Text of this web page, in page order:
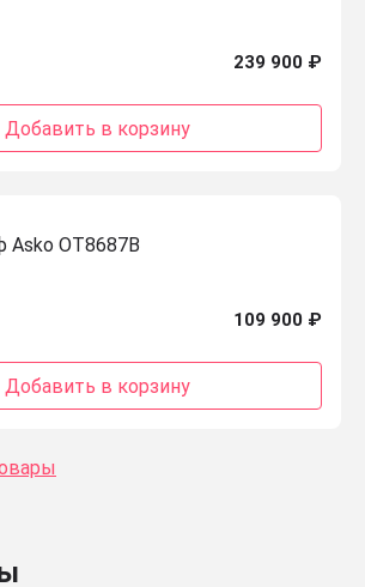
239 900 ₽
Добавить в корзину
OT8687B
109 900 ₽
Добавить в корзину